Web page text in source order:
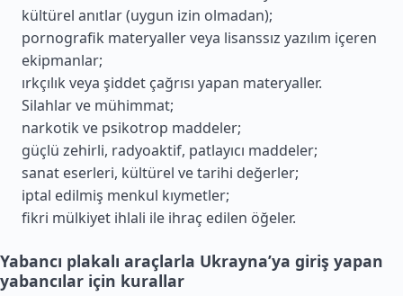
kültürel anıtlar (uygun izin olmadan);
pornografik materyaller veya lisanssız yazılım içeren
ekipmanlar;
ırkçılık veya şiddet çağrısı yapan materyaller.
Silahlar ve mühimmat;
narkotik ve psikotrop maddeler;
güçlü zehirli, radyoaktif, patlayıcı maddeler;
sanat eserleri, kültürel ve tarihi değerler;
iptal edilmiş menkul kıymetler;
fikri mülkiyet ihlali ile ihraç edilen öğeler.
Yabancı plakalı araçlarla Ukrayna’ya giriş yapan
yabancılar için kurallar